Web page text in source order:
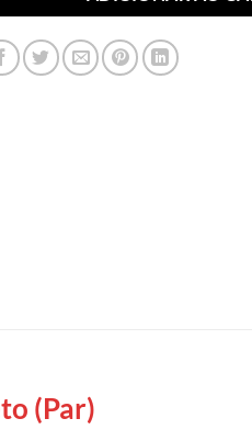
(Par)